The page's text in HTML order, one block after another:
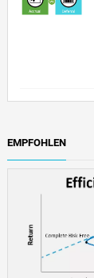
EMPFOHLEN